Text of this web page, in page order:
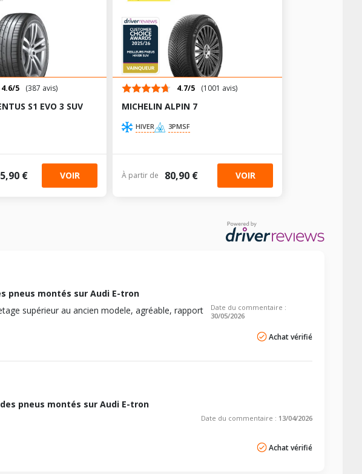
4.6/5 (387 avis)
S1 EVO 3 SUV
€ VOIR
4.7/5 (1001 avis)
MICHELIN ALPIN 7
HIVER 3PMSF
À partir de 80,90 € VOIR
pneus montés sur Audi E-tron
supérieur au ancien modele, agréable, rapport
Date du commentaire :
30/05/2026
Achat vérifié
pneus montés sur Audi E-tron
Date du commentaire : 13/04/2026
Achat vérifié